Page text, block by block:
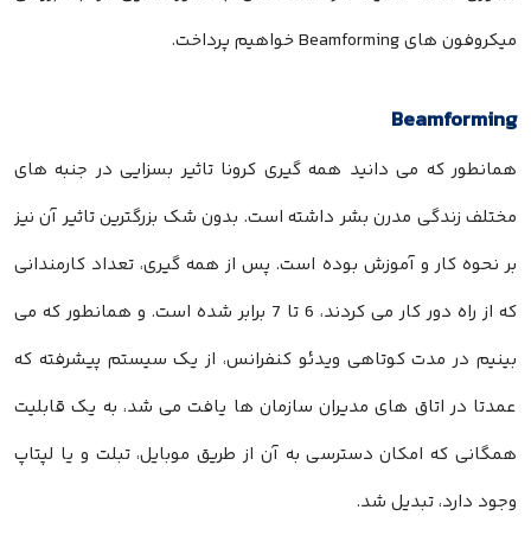
میکروفون های Beamforming خواهیم پرداخت.
Beamforming
همانطور که می دانید همه گیری کرونا تاثیر بسزایی در جنبه های
مختلف زندگی مدرن بشر داشته است. بدون شک بزرگترین تاثیر آن نیز
بر نحوه کار و آموزش بوده است. پس از همه گیری، تعداد کارمندانی
که از راه دور کار می کردند، 6 تا 7 برابر شده است. و همانطور که می
بینیم در مدت کوتاهی ویدئو کنفرانس، از یک سیستم پیشرفته که
عمدتا در اتاق های مدیران سازمان ها یافت می شد، به یک قابلیت
همگانی که امکان دسترسی به آن از طریق موبایل، تبلت و یا لپتاپ
وجود دارد، تبدیل شد.